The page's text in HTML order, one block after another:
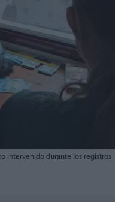
intervenido durante los registros